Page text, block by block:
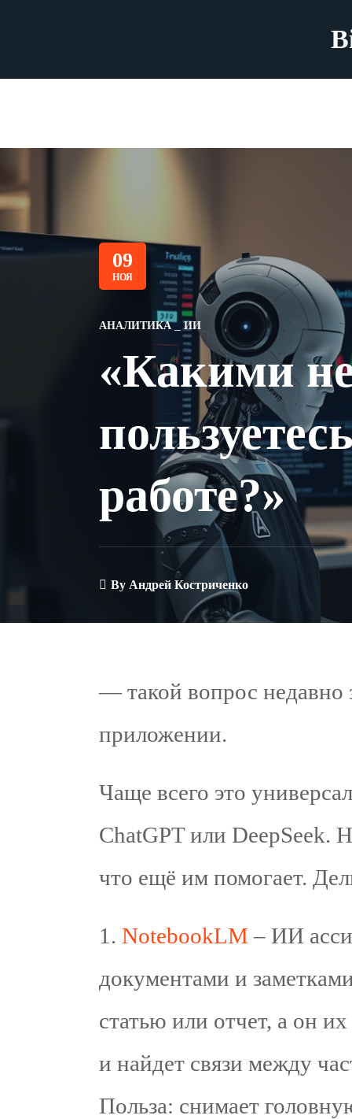
09
НОЯ
АНАЛИТИКА ИИ
«Какими
работе?»
By Андрей Костриченко
— такой вопрос недавно
приложении.
Чаще всего это
ChatGPT или DeepSeek.
что ещё им помогает.
1.⁠ ⁠ NotebookLM – ИИ
документами и
статью или отчет, а он
и найдет связи между
Польза: снимает